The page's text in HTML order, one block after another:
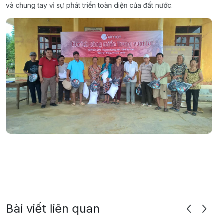
và chung tay vì sự phát triển toàn diện của đất nước.
Bài viết liên quan